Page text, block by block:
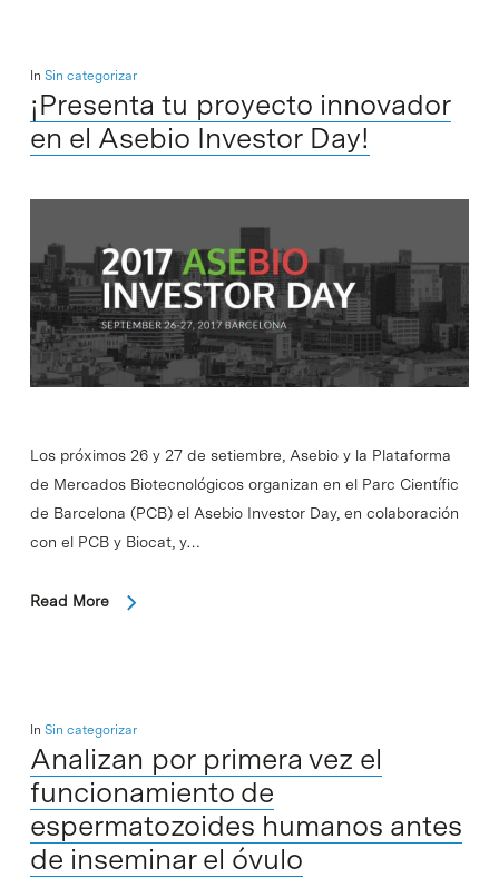
In Sin categorizar
¡Presenta tu proyecto innovador
en el Asebio Investor Day!
Los próximos 26 y 27 de setiembre, Asebio y la Plataforma
de Mercados Biotecnológicos organizan en el Parc Científic
de Barcelona (PCB) el Asebio Investor Day, en colaboración
con el PCB y Biocat, y…
Read More
In Sin categorizar
Analizan por primera vez el
funcionamiento de
espermatozoides humanos antes
de inseminar el óvulo